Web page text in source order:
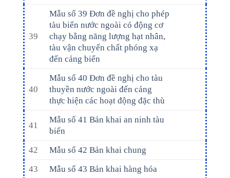
39
Mẫu số 39 Đơn đề nghị cho phép
tàu biển nước ngoài có động cơ
chạy bằng năng lượng hạt nhân,
tàu vận chuyển chất phóng xạ
đến cảng biển
40
Mẫu số 40 Đơn đề nghị cho tàu
thuyền nước ngoài đến cảng
thực hiện các hoạt động đặc thù
41
Mẫu số 41 Bản khai an ninh tàu
biển
42
Mẫu số 42 Bản khai chung
43
Mẫu số 43 Bản khai hàng hóa